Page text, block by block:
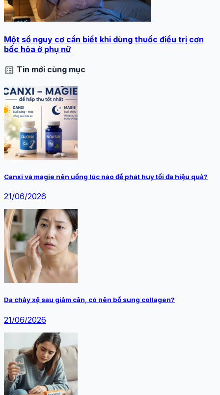
Một số nguy cơ cần biết khi dùng thuốc điều trị cơn
bốc hỏa ở phụ nữ
list_alt Tin mới cùng mục
Canxi và magie nên uống lúc nào để phát huy tối đa hiệu quả?
21/06/2026
Da chảy xệ sau giảm cân, có nên bổ sung collagen?
21/06/2026